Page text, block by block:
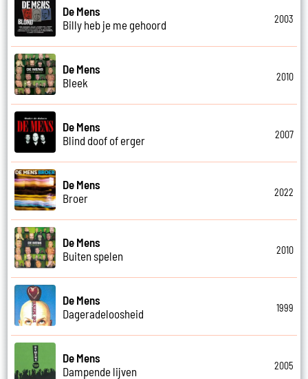
De Mens
Billy heb je me gehoord
2003
De Mens
Bleek
2010
De Mens
Blind doof of erger
2007
De Mens
Broer
2022
De Mens
Buiten spelen
2010
De Mens
Dageradeloosheid
1999
De Mens
Dampende lijven
2005